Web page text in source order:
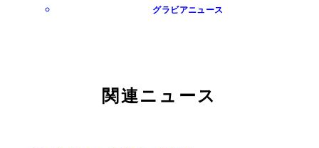
グラビアニュース
関連ニュース